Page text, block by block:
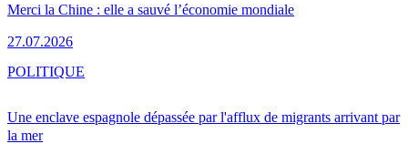
Merci la Chine : elle a sauvé l’économie mondiale
27.07.2026
Une enclave espagnole dépassée par l'afflux de migrants arrivant par
la mer
POLITIQUE